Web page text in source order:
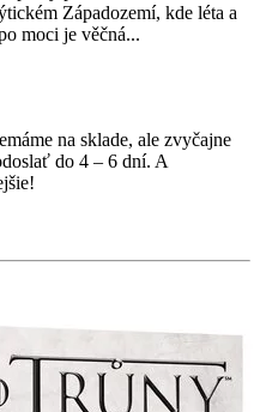
Západozemí, kde léta a
moci je věčná...
na sklade, ale zvyčajne
do 4 – 6 dní. A